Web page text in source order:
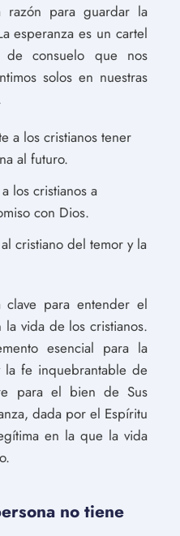
razón para guardar la
esperanza es un cartel
consuelo que nos
solos en nuestras
a los cristianos tener
al futuro.
los cristianos a
con Dios.
cristiano del temor y la
clave para entender el
vida de los cristianos.
esencial para la
la fe inquebrantable de
para el bien de Sus
dada por el Espíritu
en la que la vida
no tiene